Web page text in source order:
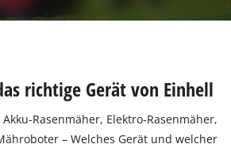
richtige Gerät von Einhell
Rasenmäher, Elektro-Rasenmäher,
– Welches Gerät und welcher